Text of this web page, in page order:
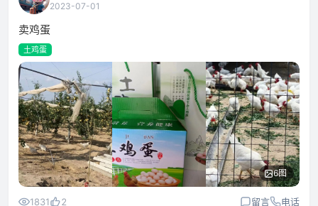
2023-07-01
卖鸡蛋
土鸡蛋
6图
1831 2 留言 电话